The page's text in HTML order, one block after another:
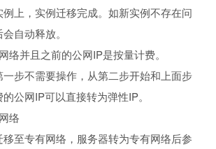
上，实例迁移完成。如新实例不存在问
自动释放。
络并且之前的公网IP是按量计费。
步不需要操作，从第二步开始和上面步
公网IP可以直接转为弹性IP。
络
至专有网络，服务器转为专有网络后参